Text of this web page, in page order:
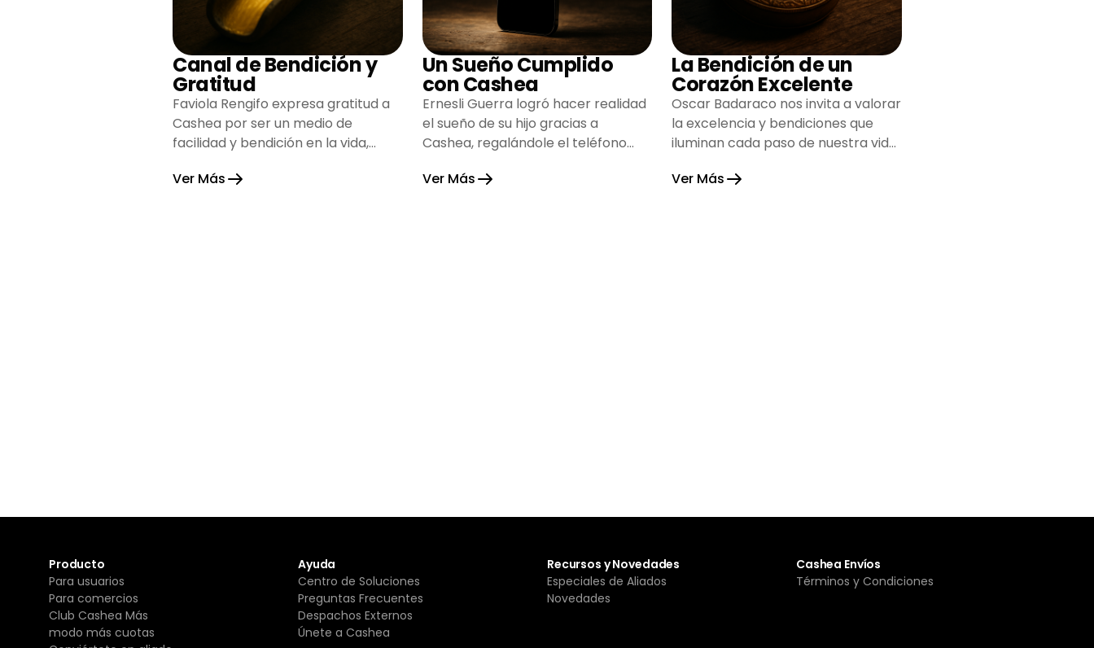
Canal de Bendición y
Gratitud
Faviola Rengifo expresa gratitud a
Cashea por ser un medio de
facilidad y bendición en la vida,
esperanza.
Ver Más
Un Sueño Cumplido
con Cashea
Ernesli Guerra logró hacer realidad
el sueño de su hijo gracias a
Cashea, regalándole el teléfono
alegría su hogar.
Ver Más
La Bendición de un
Corazón Excelente
Oscar Badaraco nos invita a valorar
la excelencia y bendiciones que
iluminan cada paso de nuestra vida,
gratitud y fortaleza.
Ver Más
Producto
Para usuarios
Para comercios
Club Cashea Más
modo más cuotas
Ayuda
Centro de Soluciones
Preguntas Frecuentes
Despachos Externos
Únete a Cashea
Recursos y Novedades
Especiales de Aliados
Novedades
Cashea Envíos
Términos y Condiciones